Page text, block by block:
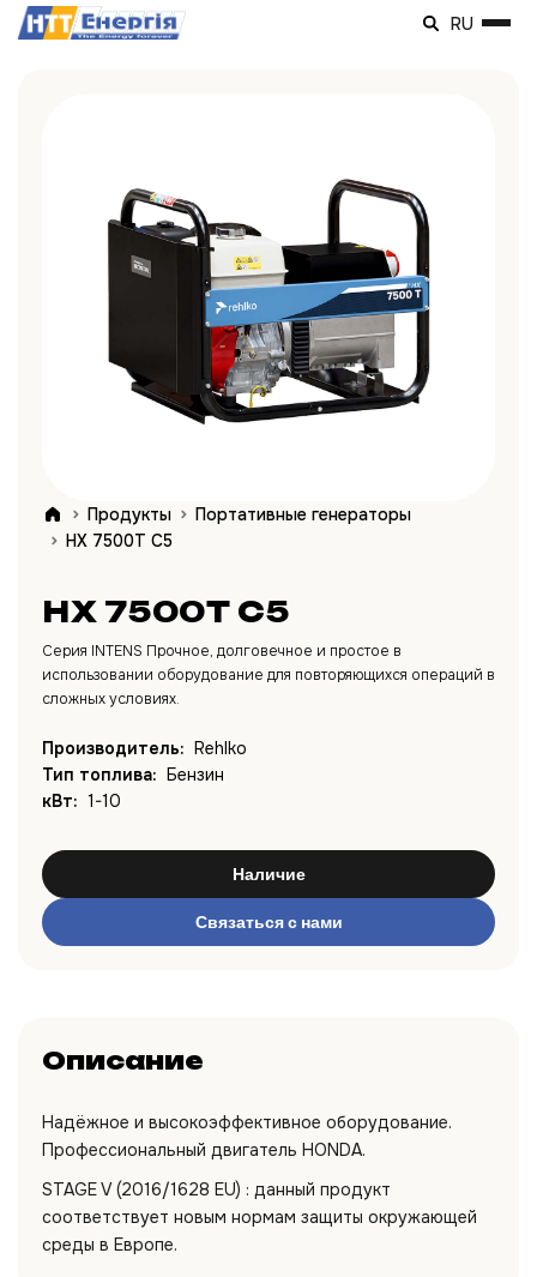
RU
Продукты
Портативные генераторы
HX 7500T C5
HX 7500T C5
Серия INTENS Прочное, долговечное и простое в
использовании оборудование для повторяющихся операций в
сложных условиях.
Производитель: Rehlko
Тип топлива: Бензин
кВт: 1-10
Наличие
Связаться с нами
Описание
Надёжное и высокоэффективное оборудование.
Профессиональный двигатель HONDA.
STAGE V (2016/1628 EU) : данный продукт
соответствует новым нормам защиты окружающей
среды в Европе.